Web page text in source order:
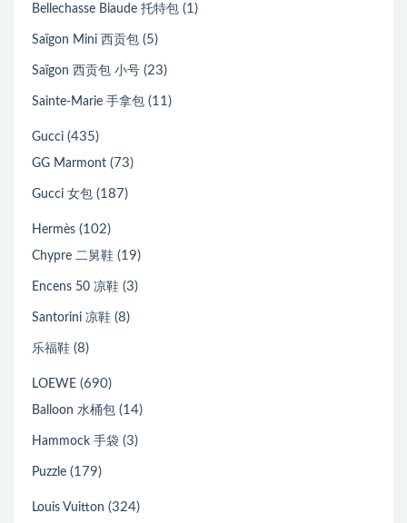
Bellechasse Biaude 托特包 (1)
Saïgon Mini 西贡包 (5)
Saïgon 西贡包 小号 (23)
Sainte-Marie 手拿包 (11)
Gucci (435)
GG Marmont (73)
Gucci 女包 (187)
Hermès (102)
Chypre 二舅鞋 (19)
Encens 50 凉鞋 (3)
Santorini 凉鞋 (8)
乐福鞋 (8)
LOEWE (690)
Balloon 水桶包 (14)
Hammock 手袋 (3)
Puzzle (179)
Louis Vuitton (324)